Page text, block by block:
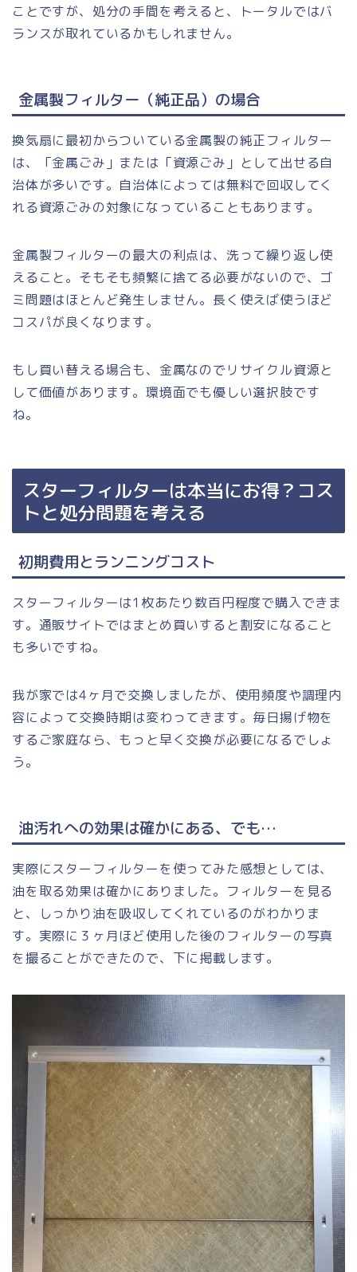
ことですが、処分の手間を考えると、トータルではバ
ランスが取れているかもしれません。
金属製フィルター（純正品）の場合
換気扇に最初からついている金属製の純正フィルター
は、「金属ごみ」または「資源ごみ」として出せる自
治体が多いです。自治体によっては無料で回収してく
れる資源ごみの対象になっていることもあります。
金属製フィルターの最大の利点は、洗って繰り返し使
えること。そもそも頻繁に捨てる必要がないので、ゴ
ミ問題はほとんど発生しません。長く使えば使うほど
コスパが良くなります。
もし買い替える場合も、金属なのでリサイクル資源と
して価値があります。環境面でも優しい選択肢です
ね。
スターフィルターは本当にお得？コス
トと処分問題を考える
初期費用とランニングコスト
スターフィルターは1枚あたり数百円程度で購入できま
す。通販サイトではまとめ買いすると割安になること
も多いですね。
我が家では4ヶ月で交換しましたが、使用頻度や調理内
容によって交換時期は変わってきます。毎日揚げ物を
するご家庭なら、もっと早く交換が必要になるでしょ
う。
油汚れへの効果は確かにある、でも…
実際にスターフィルターを使ってみた感想としては、
油を取る効果は確かにありました。フィルターを見る
と、しっかり油を吸収してくれているのがわかりま
す。実際に３ヶ月ほど使用した後のフィルターの写真
を撮ることができたので、下に掲載します。